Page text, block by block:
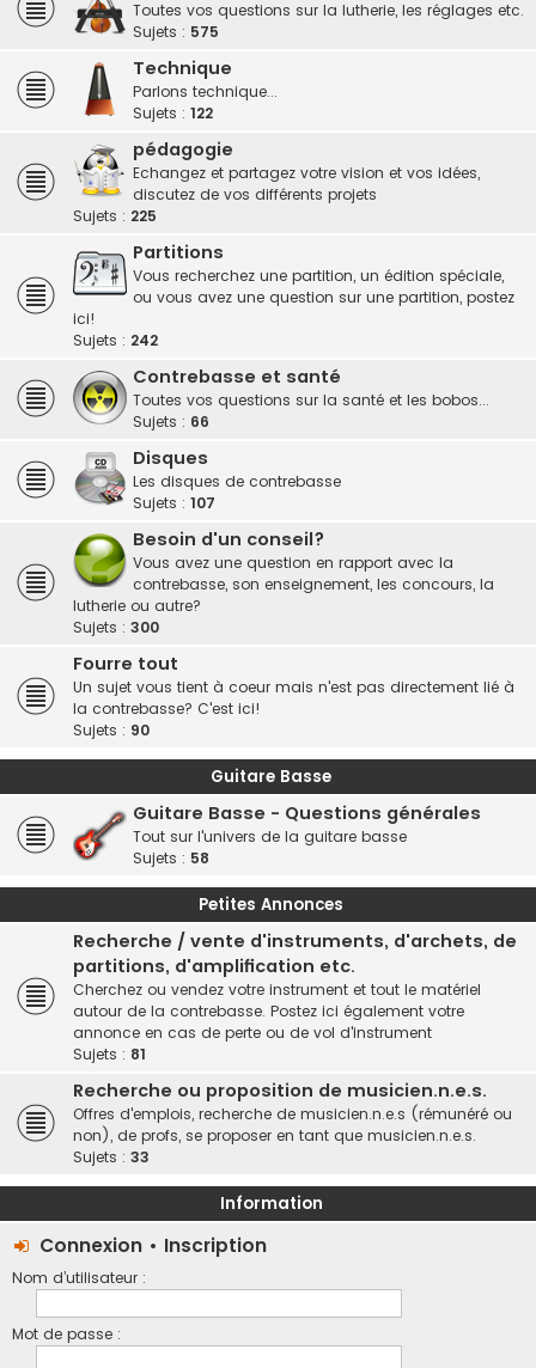
Toutes vos questions sur la lutherie, les réglages etc.
Sujets : 575
Technique
Parlons technique...
Sujets : 122
pédagogie
Echangez et partagez votre vision et vos idées,
discutez de vos différents projets
Sujets : 225
Partitions
Vous recherchez une partition, un édition spéciale,
ou vous avez une question sur une partition, postez
ici!
Sujets : 242
Contrebasse et santé
Toutes vos questions sur la santé et les bobos...
Sujets : 66
Disques
Les disques de contrebasse
Sujets : 107
Besoin d'un conseil?
Vous avez une question en rapport avec la
contrebasse, son enseignement, les concours, la
lutherie ou autre?
Sujets : 300
Fourre tout
Un sujet vous tient à coeur mais n'est pas directement lié à
la contrebasse? C'est ici!
Sujets : 90
Guitare Basse
Guitare Basse - Questions générales
Tout sur l'univers de la guitare basse
Sujets : 58
Petites Annonces
Recherche / vente d'instruments, d'archets, de
partitions, d'amplification etc.
Cherchez ou vendez votre instrument et tout le matériel
autour de la contrebasse. Postez ici également votre
annonce en cas de perte ou de vol d'instrument
Sujets : 81
Recherche ou proposition de musicien.n.e.s.
Offres d'emplois, recherche de musicien.n.e.s (rémunéré ou
non), de profs, se proposer en tant que musicien.n.e.s.
Sujets : 33
Information
Connexion • Inscription
Nom d’utilisateur :
Mot de passe :